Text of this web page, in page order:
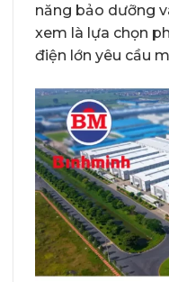
năng bảo dưỡng
xem là lựa chọn
điện lớn yêu cầu